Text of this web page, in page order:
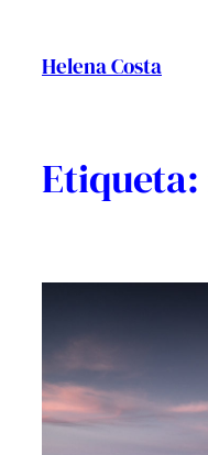
contingut
Helena Costa
Etiqueta: